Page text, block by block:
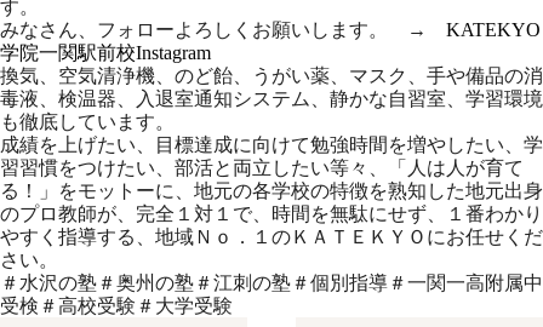
す。
みなさん、フォローよろしくお願いします。 → KATEKYO
学院一関駅前校Instagram
換気、空気清浄機、のど飴、うがい薬、マスク、手や備品の消
毒液、検温器、入退室通知システム、静かな自習室、学習環境
も徹底しています。
成績を上げたい、目標達成に向けて勉強時間を増やしたい、学
習習慣をつけたい、部活と両立したい等々、「人は人が育て
る！」をモットーに、地元の各学校の特徴を熟知した地元出身
のプロ教師が、完全１対１で、時間を無駄にせず、１番わかり
やすく指導する、地域Ｎｏ．１のＫＡＴＥＫＹＯにお任せくだ
さい。
＃水沢の塾＃奥州の塾＃江刺の塾＃個別指導＃一関一高附属中
受検＃高校受験＃大学受験